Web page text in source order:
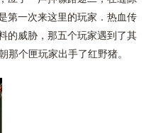
第一次来这里的玩家．热血传
的威胁，那五个玩家遇到了其
那个匣玩家出手了红野猪。